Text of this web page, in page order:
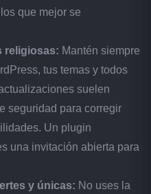
que mejor se
religiosas: Mantén siempre
tus temas y todos
suelen
seguridad para corregir
Un plugin
una invitación abierta para
y únicas: No uses la